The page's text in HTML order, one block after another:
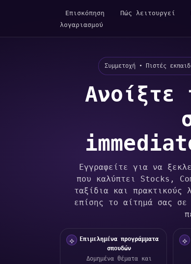
Επισκόπηση Πώς λειτουργεί
λογαριασμού
Συμμετοχή • Πιστές
Ανοίξτε
Εγγραφείτε για να
που καλύπτει Stocks,
ταξίδια και πρακτικούς
επίσης το αίτημά σας σε
⟡
Επιμελημένα προγράμματα
σπουδών
Δομημένα θέματα και
⟡